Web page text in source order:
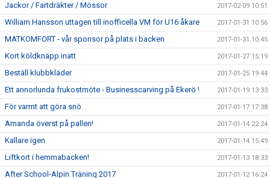
Jackor / Fartdräkter / Mössor 2017-02-09 10:51
William Hansson uttagen till inofficella VM för U16 åkare 2017-01-31 10:56
MATKOMFORT - vår sponsor på plats i backen 2017-01-31 10:45
Kort köldknäpp inatt 2017-01-27 15:19
Beställ klubbkläder 2017-01-25 19:44
Ett annorlunda frukostmöte - Businesscarving på Ekerö ! 2017-01-19 13:33
För varmt att göra snö 2017-01-17 17:38
Amanda överst på pallen! 2017-01-14 22:24
Kallare igen 2017-01-14 15:49
Liftkort i hemmabacken! 2017-01-13 18:33
After School-Alpin Träning 2017 2017-01-12 16:24